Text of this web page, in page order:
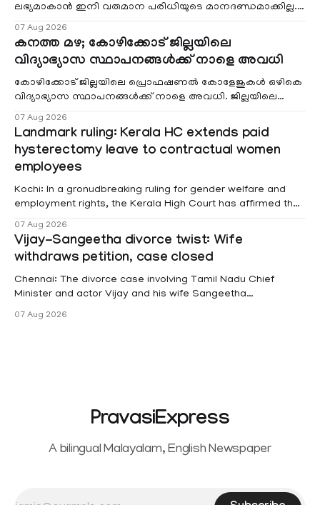
ലഭ്യമാകാൻ ഇനി വരുമാന പരിധിയുടെ മാനദണ്ഡമാക്കില്ല.
07 Aug 2026
കനത്ത മഴ; കോഴിക്കോട് ജില്ലയിലെ
വിദ്യാഭ്യാസ സ്ഥാപനങ്ങൾക്ക് നാളെ അവധി
കോഴിക്കോട് ജില്ലയിലെ പ്രൊഫഷണൽ കോളേജുകൾ ഒഴികെ
വിദ്യാഭ്യാസ സ്ഥാപനങ്ങൾക്ക് നാളെ അവധി. ജില്ലയിലെ
07 Aug 2026
Landmark ruling: Kerala HC extends paid
hysterectomy leave to contractual women
employees
Kochi: In a gronudbreaking ruling for gender welfare and
employment rights, the Kerala High Court has affirmed that
projects are eligible for paid medical leave following
hysterectomy surgery under the Kerala Service Rules
(KSR). The court noted that since essential benefits like
maternity
07 Aug 2026
Vijay-Sangeetha divorce twist: Wife
withdraws petition, case closed
Chennai: The divorce case involving Tamil Nadu Chief
Minister and actor Vijay and his wife Sangeetha
Sowrnalingam has taken a new turn after Sangeetha
07 Aug 2026
PravasiExpress
A bilingual Malayalam, English Newspaper